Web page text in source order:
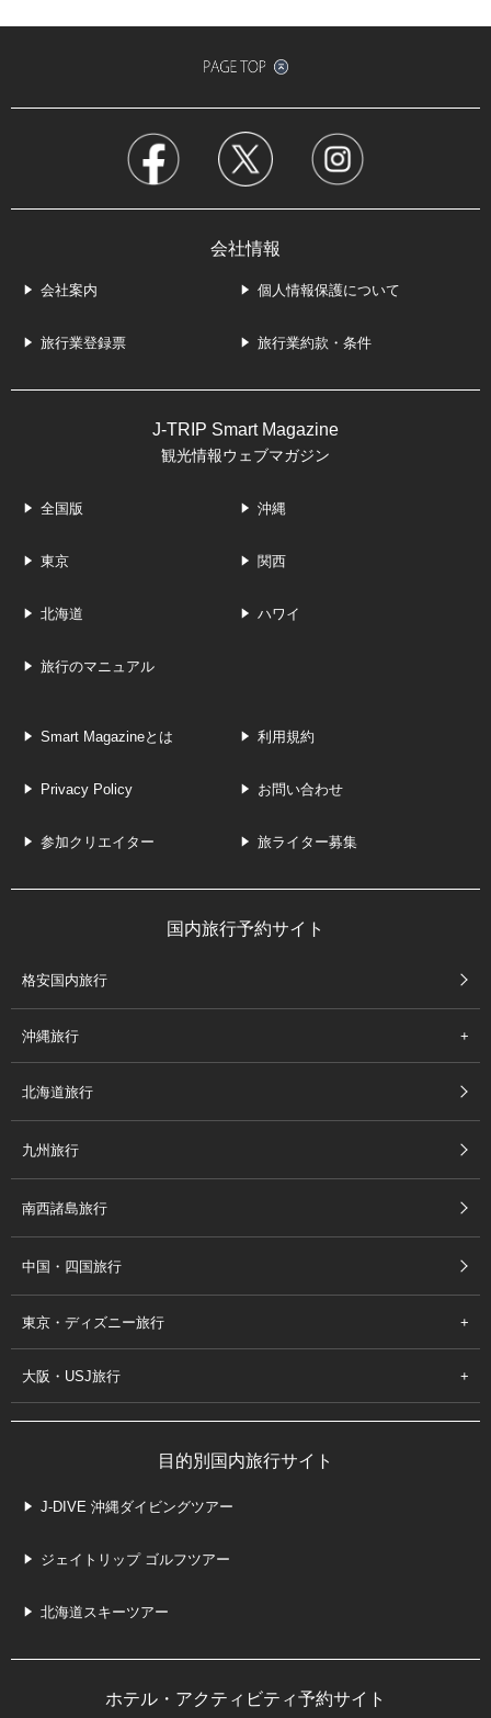
会社情報
会社案内 個人情報保護について
旅行業登録票 旅行業約款・条件
J-TRIP Smart Magazine
観光情報ウェブマガジン
全国版 沖縄
東京 関西
北海道 ハワイ
旅行のマニュアル
Smart Magazineとは 利用規約
Privacy Policy お問い合わせ
参加クリエイター 旅ライター募集
国内旅行予約サイト
格安国内旅行
沖縄旅行
北海道旅行
九州旅行
南西諸島旅行
中国・四国旅行
東京・ディズニー旅行
大阪・USJ旅行
目的別国内旅行サイト
J-DIVE 沖縄ダイビングツアー
ジェイトリップ ゴルフツアー
北海道スキーツアー
ホテル・アクティビティ予約サイト